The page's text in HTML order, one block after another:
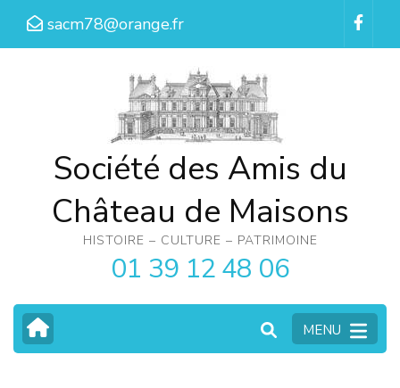
Aller
sacm78@orange.fr
Société des Amis du
Château de Maisons
HISTOIRE – CULTURE – PATRIMOINE
01 39 12 48 06
MENU